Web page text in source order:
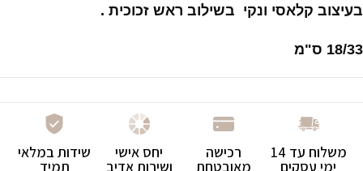
בעיצוב קלאסי ונקי בשילוב ראש זכוכית .
18/33 ס"מ
משלוח עד 14
ימי עסקים
רכישה
מאובטחת
יחס אישי
ושירות אדיב
שידות במלאי
תמיד